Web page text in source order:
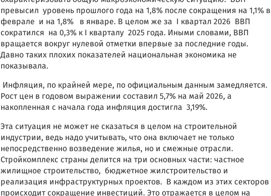
превысил уровень прошлого года на 1,8% после сокращения на 1,1% в
феврале и на 1,8% в январе. В целом же за I квартал 2026 ВВП
сократился на 0,3% к I кварталу 2025 года. Иными словами, ВВП
вращается вокруг нулевой отметки впервые за последние годы.
Давно таких плохих показателей национальная экономика не
показывала.
Инфляция, по крайней мере, по официальным данным замедляется.
Рост цен в годовом выражении составил 5,7% на май 2026, а
накопленная с начала года инфляция достигла 3,19%.
Эта ситуация не может не сказаться в целом на строительной
индустрии, ведь надо учитывать, что она включает не только
непосредственно возведение жилья, но и смежные отрасли.
Стройкомплекс страны делится на три основных части: частное
жилищное строительство, бюджетное жилстроительство и
реализация инфраструктурных проектов. В каждом из этих секторов
происходит сокращение инвестиций. Это отражается в целом на